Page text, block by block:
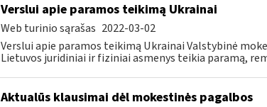
Verslui apie paramos teikimą Ukrainai
Web turinio sąrašas 2022-03-02
Verslui apie paramos teikimą Ukrainai Valstybinė
Lietuvos juridiniai ir fiziniai asmenys teikia paramą,
Aktualūs klausimai dėl mokestinės pagalbos